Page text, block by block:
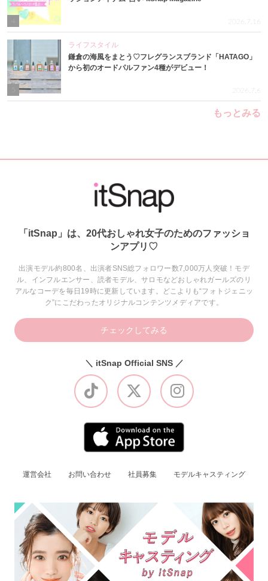
2026.7.16
ライフスタイル
鎌倉の海風をまとう♡フレグランスブランド「HATAGO」
から初のオードパルファン4種がデビュー！
2026.7.6
もっとみる
「itSnap」は、20代おしゃれ女子のためのファッショ
ンアプリ♡
出演モデル約800名、出演者SNS総フォロワー数7,000万人突破！モデ
ル、インフルエンサー、読者モデル、サロモなどおしゃれガールズのリ
アルなコーデを毎日19時に更新しています。どこよりも“フォトジェニッ
ク”にこだわったオリジナルコンテンツメディアです。
チェックしてみる
＼ itSnap Official SNS ／
運営会社 お問い合わせ 社員募集 モデルキャスティング